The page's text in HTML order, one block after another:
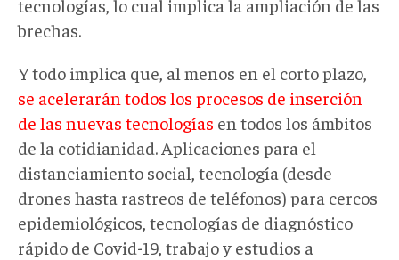
tecnologías, lo cual implica la ampliación de las
brechas.
Y todo implica que, al menos en el corto plazo,
se acelerarán todos los procesos de inserción
de las nuevas tecnologías en todos los ámbitos
de la cotidianidad. Aplicaciones para el
distanciamiento social, tecnología (desde
drones hasta rastreos de teléfonos) para cercos
epidemiológicos, tecnologías de diagnóstico
rápido de Covid-19, trabajo y estudios a